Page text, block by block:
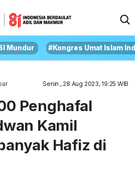
Mundur #Kongres Umat Islam
Senin , 28 Aug 2023, 19:25 WIB
Penghafal
Kamil
Hafiz di